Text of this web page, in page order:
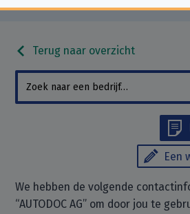
Terug naar overzicht
Een
We hebben de volgende
“AUTODOC AG” om door jou te